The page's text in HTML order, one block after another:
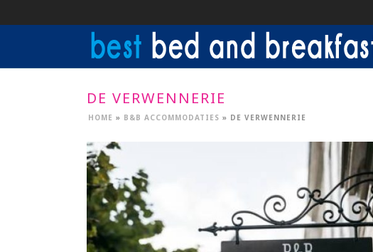
DE VERWENNERIE
HOME » B&B ACCOMMODATIES » DE VERWENNERIE